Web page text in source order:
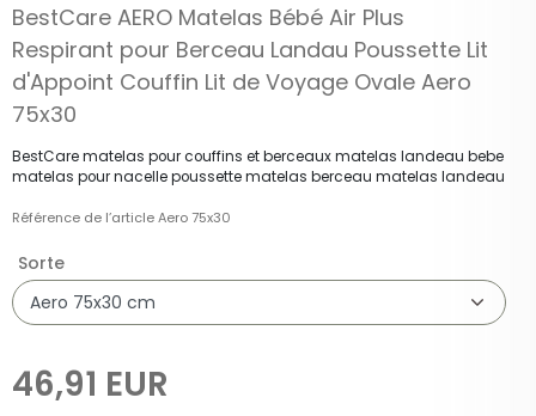
BestCare AERO Matelas Bébé Air Plus
Respirant pour Berceau Landau Poussette Lit
d'Appoint Couffin Lit de Voyage Ovale Aero
75x30
BestCare matelas pour couffins et berceaux matelas landeau bebe
matelas pour nacelle poussette matelas berceau matelas landeau
Référence de l’articleAero 75x30
Sorte
46,91 EUR